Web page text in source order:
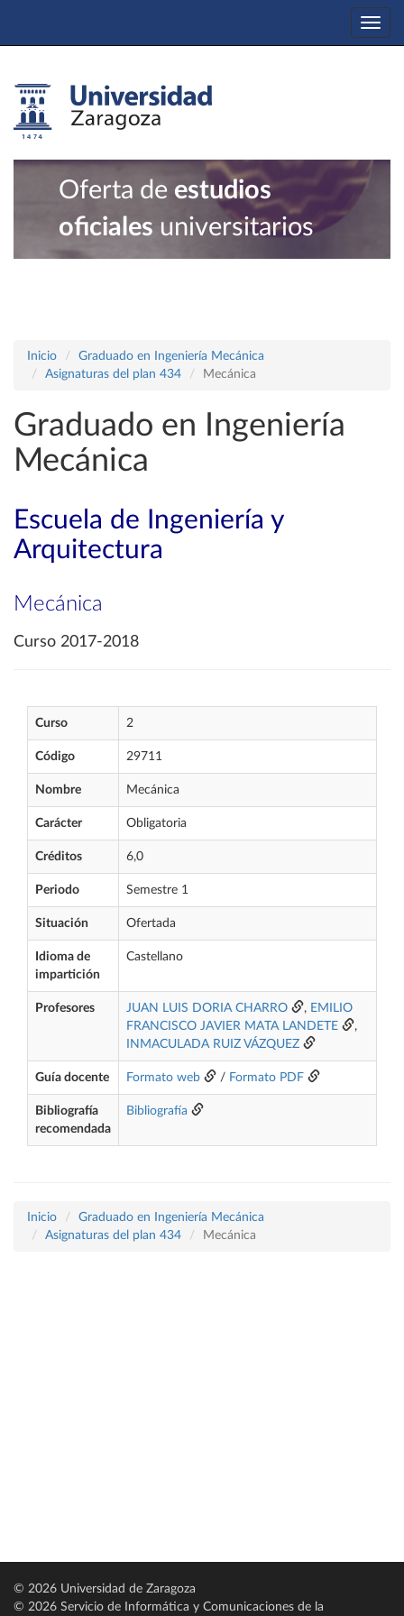
Oferta de estudios
oficiales universitarios
Inicio
Graduado en Ingeniería Mecánica
Asignaturas del plan 434
Mecánica
Graduado en Ingeniería
Mecánica
Escuela de Ingeniería y
Arquitectura
Mecánica
Curso 2017-2018
Curso 2
Código 29711
Nombre Mecánica
Carácter Obligatoria
Créditos 6,0
Periodo Semestre 1
Situación Ofertada
Idioma de
impartición
Castellano
Profesores JUAN LUIS DORIA CHARRO , EMILIO
FRANCISCO JAVIER MATA LANDETE
,
INMACULADA RUIZ VÁZQUEZ
Guía docente Formato web / Formato PDF
Bibliografía
recomendada
Bibliografía
Inicio
Graduado en Ingeniería Mecánica
Asignaturas del plan 434
Mecánica
© 2026 Universidad de Zaragoza
© 2026 Servicio de Informática y Comunicaciones de la